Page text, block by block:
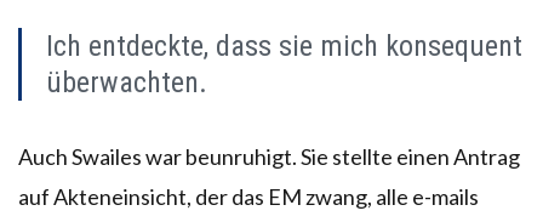
Ich entdeckte, dass sie mich konsequent
überwachten.
Auch Swailes war beunruhigt. Sie stellte einen Antrag
auf Akteneinsicht, der das EM zwang, alle e-mails